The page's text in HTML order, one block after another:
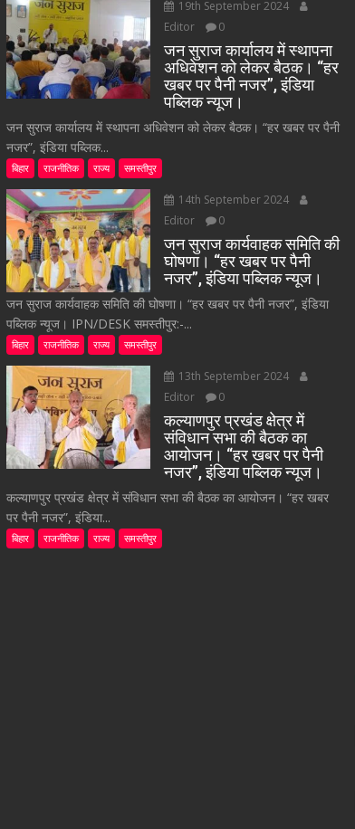
19th September 2024
Editor
0
जन सुराज कार्यालय में स्थापना
अधिवेशन को लेकर बैठक। “हर
खबर पर पैनी नजर”, इंडिया
पब्लिक न्यूज।
जन सुराज कार्यालय में स्थापना अधिवेशन को लेकर बैठक। “हर खबर पर पैनी
नजर”, इंडिया पब्लिक...
बिहार राजनीतिक राज्य समस्तीपुर
14th September 2024
Editor
0
जन सुराज कार्यवाहक समिति की
घोषणा। “हर खबर पर पैनी
नजर”, इंडिया पब्लिक न्यूज।
जन सुराज कार्यवाहक समिति की घोषणा। “हर खबर पर पैनी नजर”, इंडिया
पब्लिक न्यूज। IPN/DESK समस्तीपुर:-...
बिहार राजनीतिक राज्य समस्तीपुर
13th September 2024
Editor
0
कल्याणपुर प्रखंड क्षेत्र में
संविधान सभा की बैठक का
आयोजन। “हर खबर पर पैनी
नजर”, इंडिया पब्लिक न्यूज।
कल्याणपुर प्रखंड क्षेत्र में संविधान सभा की बैठक का आयोजन। “हर खबर
पर पैनी नजर”, इंडिया...
बिहार राजनीतिक राज्य समस्तीपुर